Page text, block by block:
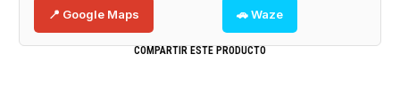
📍 Google Maps 🚗 Waze
COMPARTIR ESTE PRODUCTO